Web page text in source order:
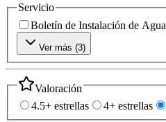
Servicio
Boletín de Instalación de Agua
Ver más (3)
Valoración
4.5+ estrellas
4+ estrellas